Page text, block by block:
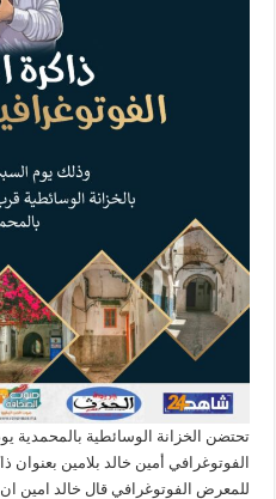
الفوتوغرافي أمين خالد بلامين بعنوان
للمعرض الفوتوغرافي قال خالد امين